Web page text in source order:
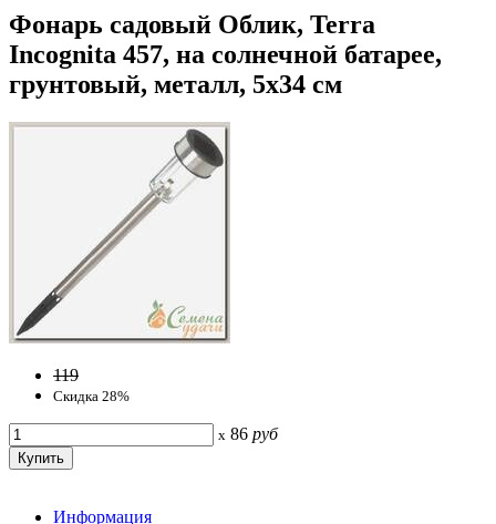
Фонарь садовый Облик, Terra
Incognita 457, на солнечной батарее,
грунтовый, металл, 5х34 см
119
Скидка 28%
x 86 руб
Информация